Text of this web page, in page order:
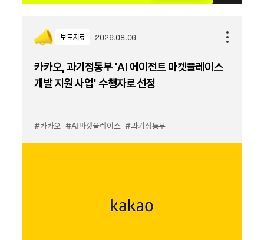
보도자료 2026.08.06
카카오, 과기정통부 ‘AI 에이전트 마켓플레이스
개발 지원 사업’ 수행자로 선정
#카카오 #AI마켓플레이스 #과기정통부